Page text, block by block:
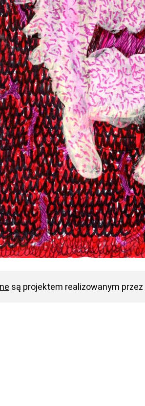
są projektem realizowanym przez